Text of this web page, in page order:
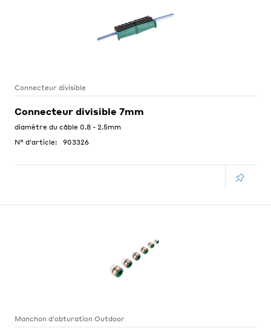
Connecteur divisible
Connecteur divisible 7mm
diamètre du câble 0.8 - 2.5mm
N° d'article:
903326
Manchon d'obturation Outdoor